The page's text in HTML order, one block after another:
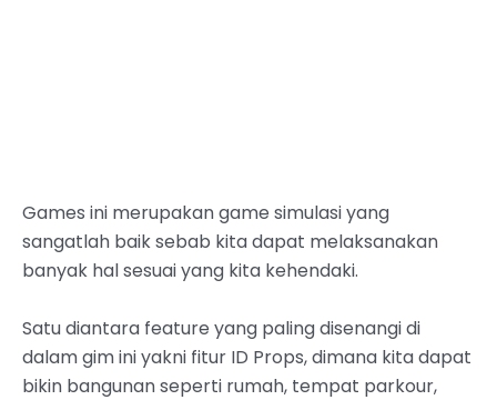
Games ini merupakan game simulasi yang
sangatlah baik sebab kita dapat melaksanakan
banyak hal sesuai yang kita kehendaki.
Satu diantara feature yang paling disenangi di
dalam gim ini yakni fitur ID Props, dimana kita dapat
bikin bangunan seperti rumah, tempat parkour,